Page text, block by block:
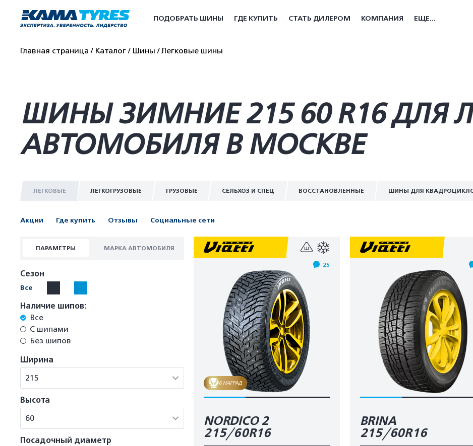
ПОДОБРАТЬ ШИНЫ ГДЕ КУПИТЬ СТАТЬ ДИЛЕРОМ КОМПАНИЯ ЕЩЕ...
Главная страница Каталог Шины Легковые шины
ШИНЫ ЗИМНИЕ 215 60 R16 ДЛЯ
АВТОМОБИЛЯ В МОСКВЕ
ЛЕГКОВЫЕ ЛЕГКОГРУЗОВЫЕ ГРУЗОВЫЕ СЕЛЬХОЗ И СПЕЦ ВОССТАНОВЛЕННЫЕ ШИНЫ ДЛЯ
Акции Где купить Отзывы Социальные сети
ПАРАМЕТРЫ МАРКА АВТОМОБИЛЯ
Сезон
Все
Наличие шипов:
Все
С шипами
Без шипов
Ширина
215
Высота
60
Посадочный диаметр
25
6 НАГРАД
NORDICO 2
215/60R16
BRINA
215/60R16